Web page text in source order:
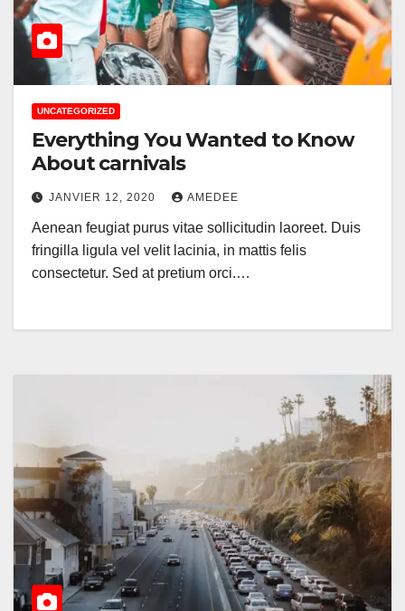
UNCATEGORIZED
Everything You Wanted to Know
About carnivals
JANVIER 12, 2020 AMEDEE
Aenean feugiat purus vitae sollicitudin laoreet. Duis
fringilla ligula vel velit lacinia, in mattis felis
consectetur. Sed at pretium orci.…